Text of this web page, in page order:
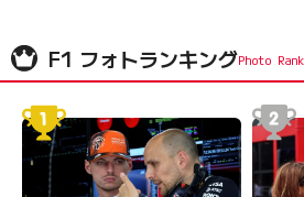
F1 フォトランキング